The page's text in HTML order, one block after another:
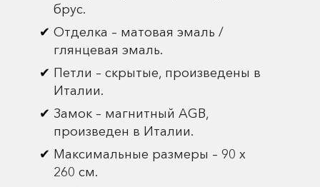
брус.
Отделка – матовая эмаль /
глянцевая эмаль.
Петли – скрытые, произведены в
Италии.
Замок – магнитный AGB,
произведен в Италии.
Максимальные размеры – 90 х
260 см.